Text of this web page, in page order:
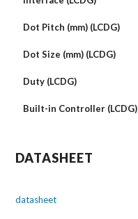
Dot Pitch (mm) (LCDG)
Dot Size (mm) (LCDG)
Duty (LCDG)
Built-in Controller (LCDG)
DATASHEET
datasheet